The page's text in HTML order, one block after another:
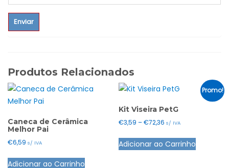
Produtos Relacionados
Caneca de Cerâmica
Melhor Pai
€6,59 s/ IVA
Adicionar ao Carrinho
Promo!
Kit Viseira PetG
€3,59 –€72,36 Price
€3,59
s/ IVA
Adicionar ao Carrinho
This
product